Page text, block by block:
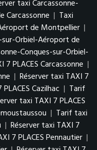
taxi Carcassonne-
Carcassonne | Taxi
de Montpellier |
Orbiel-Aéroport de
Conques-sur-Orbiel-
7 PLACES Carcassonne |
| Réserver taxi TAXI 7
Cazilhac | Tarif
taxi TAXI 7 PLACES
| Tarif taxi
| Réserver taxi TAXI 7
7 PLACES Pennautier |